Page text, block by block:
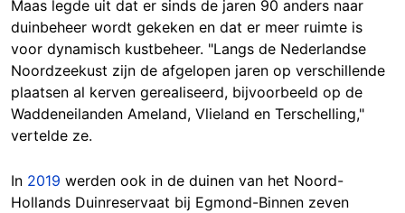
Maas legde uit dat er sinds de jaren 90 anders naar
duinbeheer wordt gekeken en dat er meer ruimte is
voor dynamisch kustbeheer. "Langs de Nederlandse
Noordzeekust zijn de afgelopen jaren op verschillende
plaatsen al kerven gerealiseerd, bijvoorbeeld op de
Waddeneilanden Ameland, Vlieland en Terschelling,"
vertelde ze.
In 2019 werden ook in de duinen van het Noord-
Hollands Duinreservaat bij Egmond-Binnen zeven